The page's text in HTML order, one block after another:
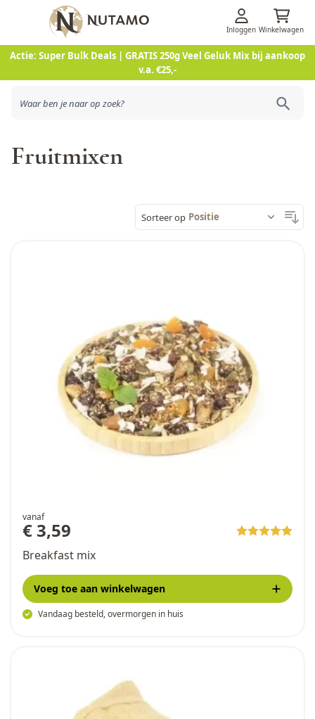
Actie: Super Bulk Deals | GRATIS 250g Veel Geluk Mix bij aankoop
v.a. €25,-
Ga naar de inhoud
Inloggen Winkelwagen
Fruitmixen
Sorteer op
vanaf
€ 3,59
Breakfast mix
Vandaag besteld, overmorgen in huis
Voeg toe aan winkelwagen